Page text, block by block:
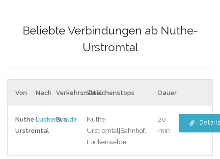
Beliebte Verbindungen ab Nuthe-
Urstromtal
Von Nach VerkehrsmittelZwischenstops Dauer
Nuthe-
Urstromtal
Luckenwalde
Bus
Nuthe-
Urstromtal|Bahnhof,
Luckenwalde
20
min